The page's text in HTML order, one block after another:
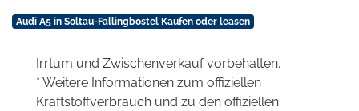
Audi A5 in Soltau-Fallingbostel Kaufen oder leasen
Irrtum und Zwischenverkauf vorbehalten.
* Weitere Informationen zum offiziellen
Kraftstoffverbrauch und zu den offiziellen